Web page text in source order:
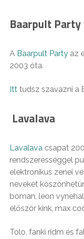
Baarpult Party
A Baarpult Party az
2003 óta.
Itt tudsz szavazni a
Lavalava
Lavalava csapat
rendszerességgel
elektronikus zenei
neveket
boman, leon
először kink, max
Tolo, fanki ridm és